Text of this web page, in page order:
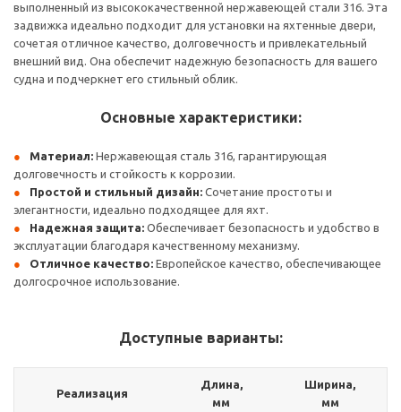
выполненный из высококачественной нержавеющей стали 316. Эта
задвижка идеально подходит для установки на яхтенные двери,
сочетая отличное качество, долговечность и привлекательный
внешний вид. Она обеспечит надежную безопасность для вашего
судна и подчеркнет его стильный облик.
Основные характеристики:
Материал: Нержавеющая сталь 316, гарантирующая
долговечность и стойкость к коррозии.
Простой и стильный дизайн: Сочетание простоты и
элегантности, идеально подходящее для яхт.
Надежная защита: Обеспечивает безопасность и удобство в
эксплуатации благодаря качественному механизму.
Отличное качество: Европейское качество, обеспечивающее
долгосрочное использование.
Доступные варианты:
Реализация
Длина,
мм
Ширина,
мм